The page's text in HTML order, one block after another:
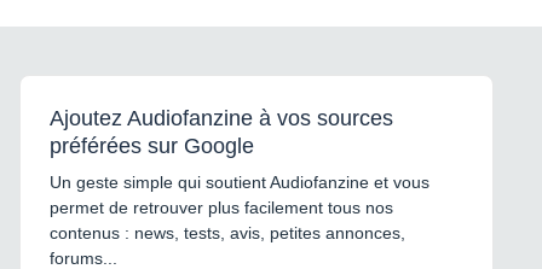
Ajoutez Audiofanzine à vos sources
préférées sur Google
Un geste simple qui soutient Audiofanzine et vous
permet de retrouver plus facilement tous nos
contenus : news, tests, avis, petites annonces,
forums...